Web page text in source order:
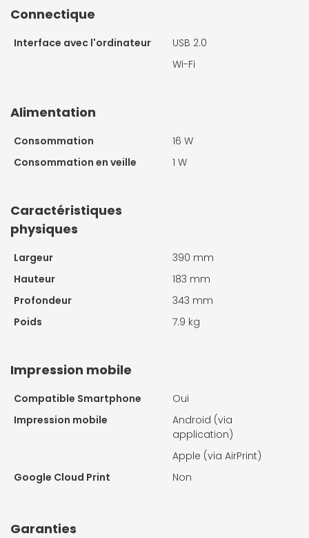
Connectique
Interface avec l'ordinateur
USB 2.0
Wi-Fi
Alimentation
Consommation
16 W
Consommation en veille
1 W
Caractéristiques
physiques
Largeur
390 mm
Hauteur
183 mm
Profondeur
343 mm
Poids
7.9 kg
Impression mobile
Compatible Smartphone
Oui
Impression mobile
Android (via
application)
Apple (via AirPrint)
Google Cloud Print
Non
Garanties